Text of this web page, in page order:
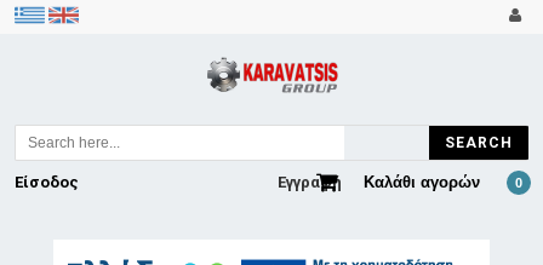
SEARCH
Καλάθι αγορών 0
Εγγραφή
Είσοδος